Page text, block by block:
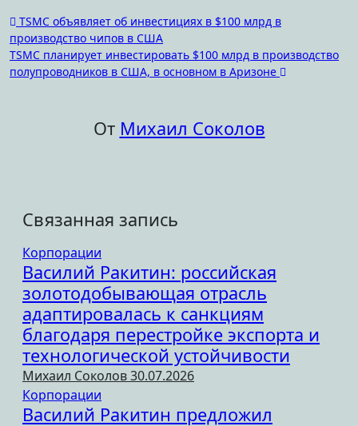
Навигация
по
записям
TSMC объявляет об инвестициях в $100 млрд в
производство чипов в США
TSMC планирует инвестировать $100 млрд в производство
полупроводников в США, в основном в Аризоне
От Михаил Соколов
Связанная запись
Корпорации
Василий Ракитин: российская
золотодобывающая отрасль
адаптировалась к санкциям
благодаря перестройке экспорта и
технологической устойчивости
Михаил Соколов30.07.2026
Корпорации
Василий Ракитин предложил